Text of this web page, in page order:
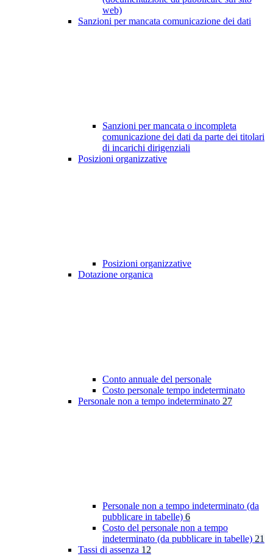
web)
Sanzioni per mancata comunicazione dei dati
Sanzioni per mancata o incompleta
comunicazione dei dati da parte dei titolari
di incarichi dirigenziali
Posizioni organizzative
Posizioni organizzative
Dotazione organica
Conto annuale del personale
Costo personale tempo indeterminato
Personale non a tempo indeterminato 27
Personale non a tempo indeterminato (da
pubblicare in tabelle) 6
Costo del personale non a tempo
indeterminato (da pubblicare in tabelle) 21
Tassi di assenza 12